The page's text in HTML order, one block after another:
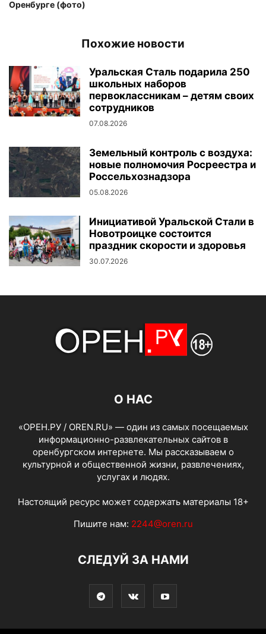
Оренбурге (фото)
Похожие новости
Уральская Сталь подарила 250
школьных наборов
первоклассникам – детям своих
сотрудников
07.08.2026
Земельный контроль с воздуха:
новые полномочия Росреестра и
Россельхознадзора
05.08.2026
Инициативой Уральской Стали в
Новотроицке состоится
праздник скорости и здоровья
30.07.2026
О НАС
«ОРЕН.РУ / OREN.RU» — один из самых посещаемых
информационно-развлекательных сайтов в
оренбургском интернете. Мы рассказываем о
культурной и общественной жизни, развлечениях,
услугах и людях.
Настоящий ресурс может содержать материалы 18+
Пишите нам: 2244@oren.ru
СЛЕДУЙ ЗА НАМИ